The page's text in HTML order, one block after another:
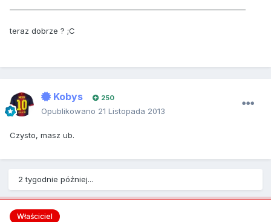
teraz dobrze ? ;C
Kobys 250
Opublikowano 21 Listopada 2013
Czysto, masz ub.
2 tygodnie później...
Właściciel